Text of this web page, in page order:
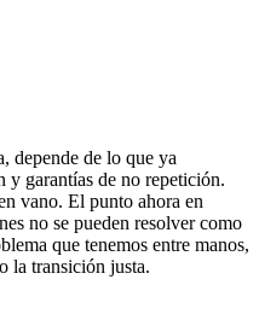
depende de lo que ya
y garantías de no repetición.
vano. El punto ahora en
no se pueden resolver como
que tenemos entre manos,
la transición justa.